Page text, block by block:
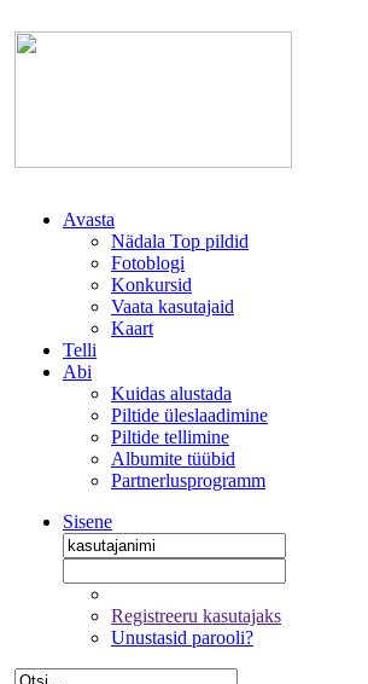
Avasta
Nädala Top pildid
Fotoblogi
Konkursid
Vaata kasutajaid
Kaart
Telli
Abi
Kuidas alustada
Piltide üleslaadimine
Piltide tellimine
Albumite tüübid
Partnerlusprogramm
Sisene
Registreeru kasutajaks
Unustasid parooli?